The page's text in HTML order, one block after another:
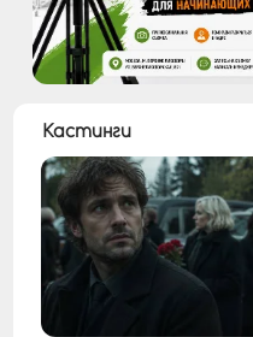
Кастинги